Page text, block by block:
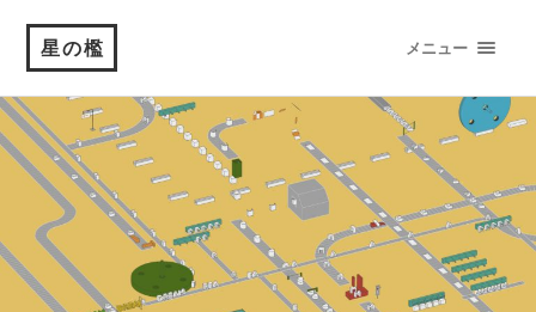
星の檻 メニュー